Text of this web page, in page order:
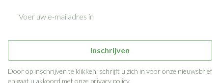
Inschrijven
Door op inschrijven te klikken, schrijft u zich in voor onze nieuwsbrief
en gaat u akkoord met onze privacy policy.